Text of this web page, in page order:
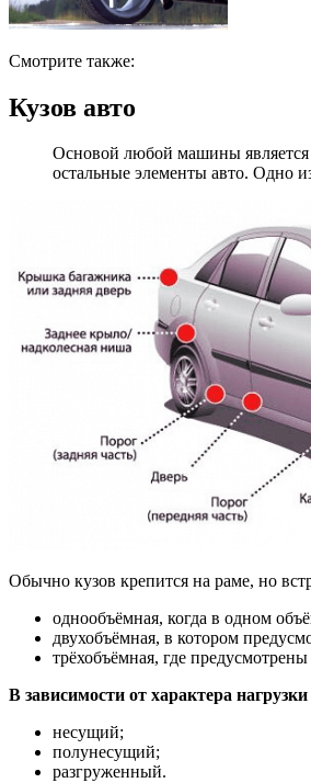
Смотрите также:
Кузов авто
Основой любой машины является
остальные элементы авто. Одно
Обычно кузов крепится на раме, но
однообъёмная, когда в одном
двухобъёмная, в котором
трёхобъёмная, где
В зависимости от характера
несущий;
полунесущий;
разгруженный.